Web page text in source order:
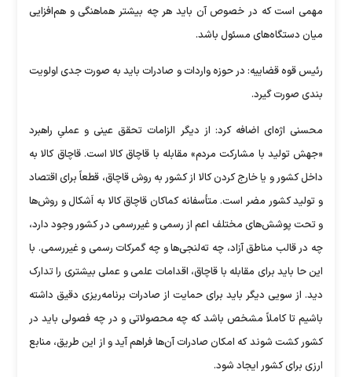
مهمی است که در خصوص آن باید هر چه بیشتر هماهنگی و هم‌افزایی
میان دستگاه‌های مسئول باشد.
رئیس قوه قضاییه: در حوزه واردات و صادرات باید به صورت جدی اولویت
بندی صورت گیرد.
محسنی اژه‌ای اضافه کرد: از دیگر الزامات تحقق عینی و عملیِ راهبرد
«جهش تولید با مشارکت مردم» مقابله با قاچاق کالا است. قاچاق کالا به
داخل کشور و یا خارج کردن کالا از کشور به روش قاچاق، قطعاً برای اقتصاد
و تولید کشور مضر است. متأسفانه کماکان قاچاق کالا به اَشکال و روش‌ها
و تحت پوشش‌های مختلف اعم از رسمی و غیررسمی در کشور وجود دارد،
چه در قالب مناطق آزاد، چه ته‌لنجی‌ها و چه گمرکات رسمی و غیررسمی. با
این حا باید برای مقابله با قاچاق، اقدامات علمی و عملی بیشتری را تدارک
دید. از سویی دیگر باید برای حمایت از صادرات برنامه‌ریزی دقیق داشته
باشیم تا کاملاً مشخص باشد که چه محصولاتی و در چه فصولی باید در
کشور کشت شوند که امکان صادرات آن‌ها فراهم آید و از این طریق، منابع
ارزی برای کشور ایجاد شود.